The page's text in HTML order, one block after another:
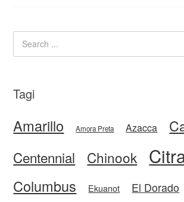
Tagi
Amarillo Amora Preta Azacca
Centennial Chinook
Columbus Ekuanot El Dorado